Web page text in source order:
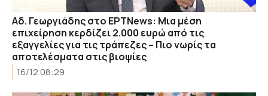
Aδ. Γεωργιάδης στο EΡΤΝews: Μια μέση
επιχείρηση κερδίζει 2.000 ευρώ από τις
εξαγγελίες για τις τράπεζες – Πιο νωρίς τα
αποτελέσματα στις βιοψίες
16/12 08:29